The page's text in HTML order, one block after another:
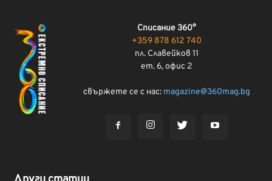
Списание 360°
+359 878 612 740
пл. Славейков 11
ет. 6, офис 2
свържете се с нас: magazine@360mag.bg